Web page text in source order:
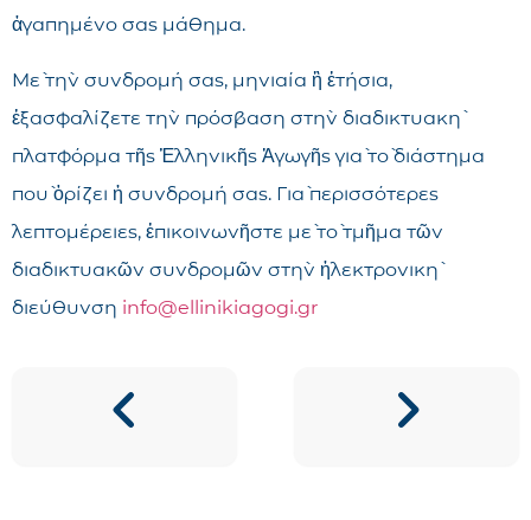
ἀγαπημένο σας μάθημα.
Μὲ τὴν συνδρομή σας, μηνιαία ἢ ἐτήσια,
ἐξασφαλίζετε τὴν πρόσβαση στὴν διαδικτυακὴ
πλατφόρμα τῆς Ἑλληνικῆς Ἀγωγῆς γιὰ τὸ διάστημα
ποὺ ὁρίζει ἡ συνδρομή σας. Γιὰ περισσότερες
λεπτομέρειες, ἐπικοινωνῆστε μὲ τὸ τμῆμα τῶν
διαδικτυακῶν συνδρομῶν στὴν ἠλεκτρονικὴ
διεύθυνση info@ellinikiagogi.gr